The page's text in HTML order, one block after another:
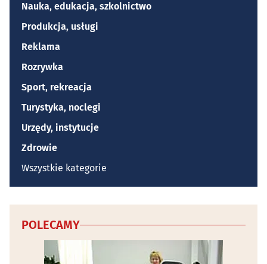
Nauka, edukacja, szkolnictwo
Produkcja, usługi
Reklama
Rozrywka
Sport, rekreacja
Turystyka, noclegi
Urzędy, instytucje
Zdrowie
Wszystkie kategorie
POLECAMY